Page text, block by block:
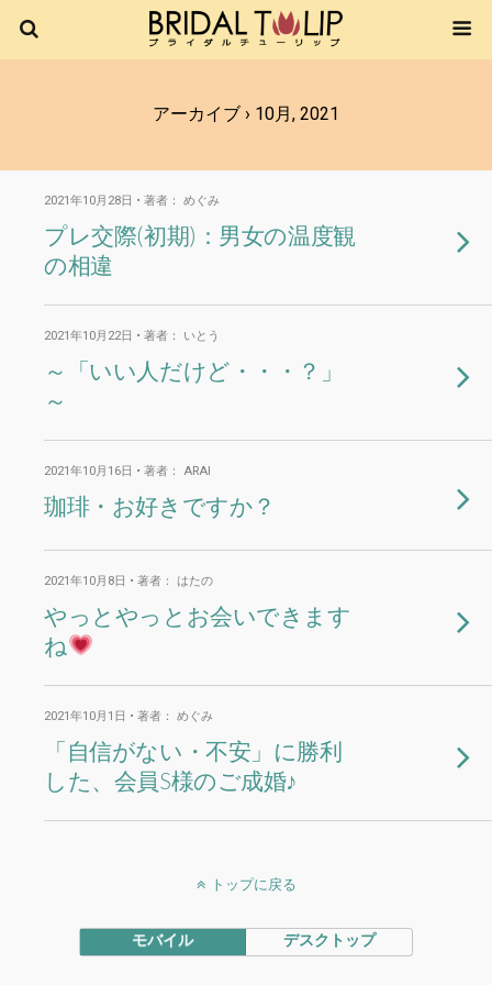
アーカイブ › 10月, 2021
2021年10月28日 • 著者： めぐみ
プレ交際(初期)：男女の温度観
の相違
2021年10月22日 • 著者： いとう
～「いい人だけど・・・？」
～
2021年10月16日 • 著者： ARAI
珈琲・お好きですか？
2021年10月8日 • 著者： はたの
やっとやっとお会いできます
ね
2021年10月1日 • 著者： めぐみ
「自信がない・不安」に勝利
した、会員S様のご成婚♪
トップに戻る
モバイル デスクトップ